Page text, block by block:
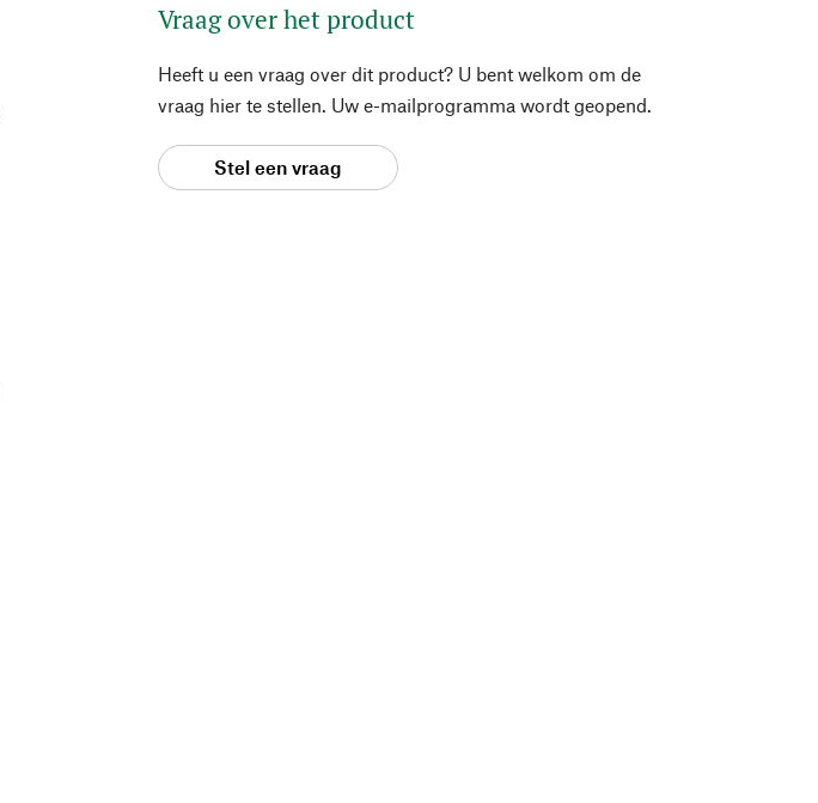
Vraag over het product
Heeft u een vraag over dit product? U bent welkom om de
vraag hier te stellen. Uw e-mailprogramma wordt geopend.
Stel een vraag